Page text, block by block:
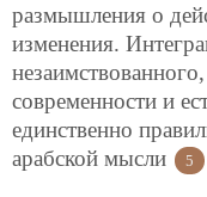
размышления о
изменения.
современности и
единственно
арабской мысли
5